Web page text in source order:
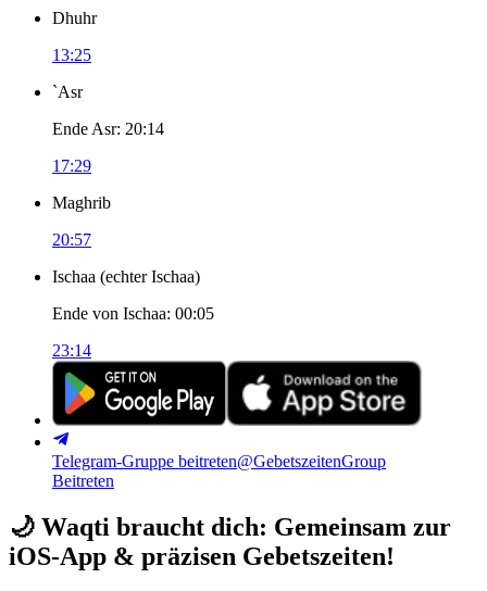
Dhuhr
13:25
`Asr
Ende Asr: 20:14
17:29
Maghrib
20:57
Ischaa (echter Ischaa)
Ende von Ischaa: 00:05
23:14
Telegram-Gruppe beitreten@GebetszeitenGroup
Beitreten
🌙 Waqti braucht dich: Gemeinsam zur
iOS-App & präzisen Gebetszeiten!